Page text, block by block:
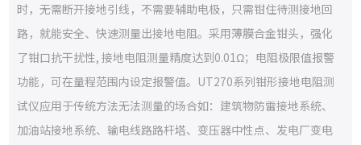
时，无需断开接地引线，不需要辅助电极，只需钳住待测接地回
路，就能安全、快速测量出接地电阻。采用薄膜合金钳头，强化
了钳口抗干扰性, 接地电阻测量精度达到0.01Ω；电阻极限值报警
功能，可在量程范围内设定报警值。UT270系列钳形接地电阻测
试仪应用于传统方法无法测量的场合如：建筑物防雷接地系统、
加油站接地系统、输电线路路杆塔、变压器中性点、发电厂变电